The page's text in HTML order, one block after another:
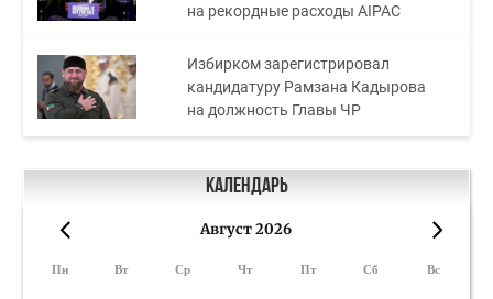
на рекордные расходы AIPAC
Избирком зарегистрировал
кандидатуру Рамзана Кадырова
на должность Главы ЧР
Календарь
Август 2026
Пн Вт Ср Чт Пт Сб Вс